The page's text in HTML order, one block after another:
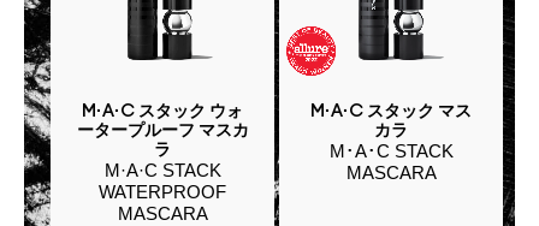
M·A·C スタック ウォ
ータープルーフ マスカ
ラ
M·A·C STACK
WATERPROOF
MASCARA
M·A·C スタック マス
カラ
M･A･C STACK
MASCARA